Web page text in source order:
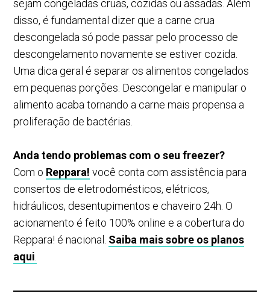
sejam congeladas cruas, cozidas ou assadas. Além
disso, é fundamental dizer que a carne crua
descongelada só pode passar pelo processo de
descongelamento novamente se estiver cozida.
Uma dica geral é separar os alimentos congelados
em pequenas porções. Descongelar e manipular o
alimento acaba tornando a carne mais propensa a
proliferação de bactérias.
Anda tendo problemas com o seu freezer?
Com o Reppara! você conta com assistência para
consertos de eletrodomésticos, elétricos,
hidráulicos, desentupimentos e chaveiro 24h. O
acionamento é feito 100% online e a cobertura do
Reppara! é nacional. Saiba mais sobre os planos
aqui